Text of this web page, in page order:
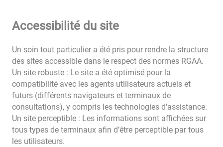
Accessibilité du site
Un soin tout particulier a été pris pour rendre la structure
des sites accessible dans le respect des normes RGAA.
Un site robuste : Le site a été optimisé pour la
compatibilité avec les agents utilisateurs actuels et
futurs (différents navigateurs et terminaux de
consultations), y compris les technologies d'assistance.
Un site perceptible : Les informations sont affichées sur
tous types de terminaux afin d’être perceptible par tous
les utilisateurs.